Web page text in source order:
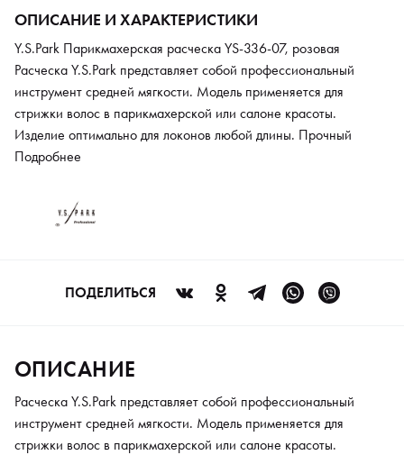
ОПИСАНИЕ И ХАРАКТЕРИСТИКИ
Y.S.Park Парикмахерская расческа YS-336-07, розовая
Расческа Y.S.Park представляет собой профессиональный
инструмент средней мягкости. Модель применяется для
стрижки волос в парикмахерской или салоне красоты.
Изделие оптимально для локонов любой длины. Прочный
пластик устойчив к регулярному механическому воздействию и
вреда даже ослабленным прядям. Расческа удобна в
использовании за счет рельефного обушка. Зубец на конце
Подробнее
ПОДЕЛИТЬСЯ
ОПИСАНИЕ
Расческа Y.S.Park представляет собой профессиональный
инструмент средней мягкости. Модель применяется для
стрижки волос в парикмахерской или салоне красоты.